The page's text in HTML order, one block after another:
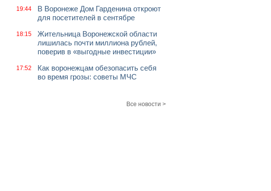
19:44
В Воронеже Дом Гарденина откроют
для посетителей в сентябре
18:15
Жительница Воронежской области
лишилась почти миллиона рублей,
поверив в «выгодные инвестиции»
17:52
Как воронежцам обезопасить себя
во время грозы: советы МЧС
Все новости >